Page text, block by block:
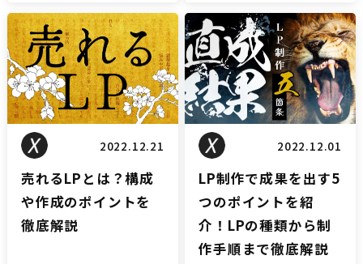
LPブログ
2022.12.21
売れるLPとは？構成
や作成のポイントを
徹底解説
LPブログ
2022.12.01
LP制作で成果を出す5
つのポイントを紹
介！LPの種類から制
作手順まで徹底解説